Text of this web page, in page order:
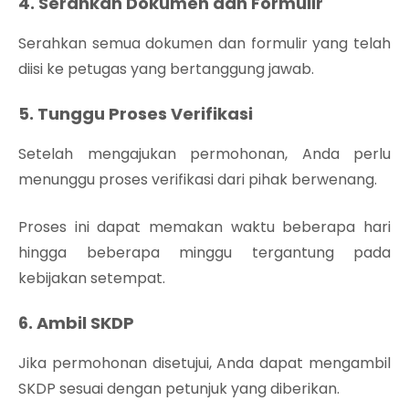
Serahkan semua dokumen dan formulir yang telah
diisi ke petugas yang bertanggung jawab.
5. Tunggu Proses Verifikasi
Setelah mengajukan permohonan, Anda perlu
menunggu proses verifikasi dari pihak berwenang.
Proses ini dapat memakan waktu beberapa hari
hingga beberapa minggu tergantung pada
kebijakan setempat.
6. Ambil SKDP
Jika permohonan disetujui, Anda dapat mengambil
SKDP sesuai dengan petunjuk yang diberikan.